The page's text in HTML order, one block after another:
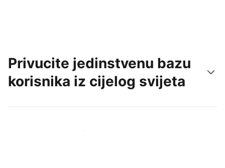
Privucite jedinstvenu bazu
korisnika iz cijelog svijeta
Doprite do novih gostiju već danas